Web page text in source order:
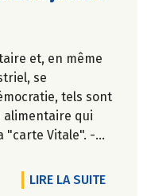
et, en même
se
tels sont
alimentaire qui
"carte Vitale". -
LIRE LA SUITEDE